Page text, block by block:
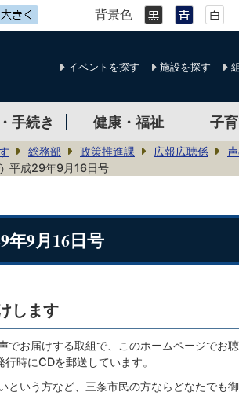
背景色
イベントを探す 施設を探す
手続き 健康・福祉 子
総務部 政策推進課 広報広聴係
平成29年9月16日号
年9月16日号
します
でお届けする取組で、このホームページでお
時にCDを郵送しています。
という方など、三条市民の方ならどなたでも